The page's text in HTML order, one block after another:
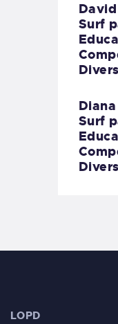
Surf
Surf
LOPD